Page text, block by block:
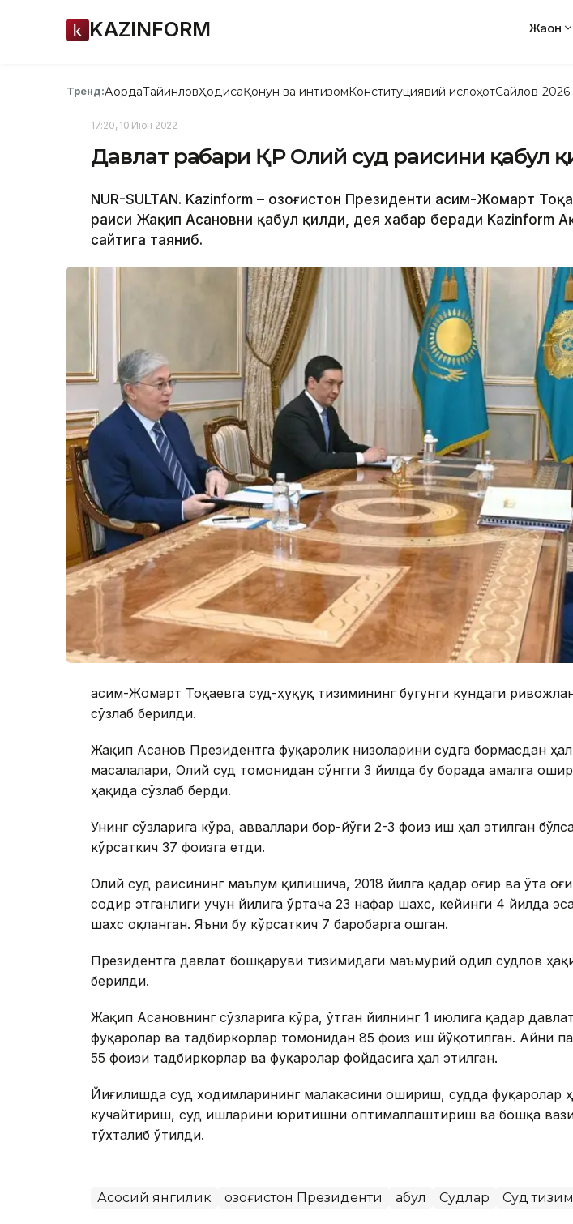
KAZINFORM Жаҳон
Тренд:АқордаТайинловҲодисаҚонун ва интизомКонституциявий ислоҳотСайлов-2026
17:20, 10 Июн 2022
Давлат раҳбари ҚР Олий суд раисини қабул
NUR-SULTAN. Kazinform – Қозоғистон Президенти Қасим-Жомарт
раиси Жақип Асановни қабул қилди, дея хабар беради Kazinform
сайтига таяниб.
Қасим-Жомарт Тоқаевга суд-ҳуқуқ тизимининг бугунги кундаги
сўзлаб берилди.
Жақип Асанов Президентга фуқаролик низоларини судга бормасдан
масалалари, Олий суд томонидан сўнгги 3 йилда бу борада амалга
ҳақида сўзлаб берди.
Унинг сўзларига кўра, авваллари бор-йўғи 2-3 фоиз иш ҳал этилган
кўрсаткич 37 фоизга етди.
Олий суд раисининг маълум қилишича, 2018 йилга қадар оғир ва ўта
содир этганлиги учун йилига ўртача 23 нафар шахс, кейинги 4 йилда
шахс оқланган. Яъни бу кўрсаткич 7 баробарга ошган.
Президентга давлат бошқаруви тизимидаги маъмурий одил судлов
берилди.
Жақип Асановнинг сўзларига кўра, ўтган йилнинг 1 июлига қадар
фуқаролар ва тадбиркорлар томонидан 85 фоиз иш йўқотилган. Айни
55 фоизи тадбиркорлар ва фуқаролар фойдасига ҳал этилган.
Йиғилишда суд ходимларининг малакасини ошириш, судда фуқаролар
кучайтириш, суд ишларини юритишни оптималлаштириш ва бошқа
тўхталиб ўтилди.
Асосий янгилик Қозоғистон Президенти Қабул Судлар Суд